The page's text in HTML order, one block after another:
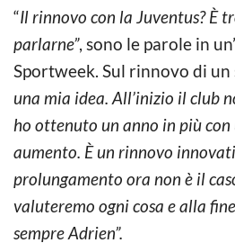
“Il rinnovo con la Juventus? È
parlarne”, sono le parole in
Sportweek. Sul rinnovo di un
una mia idea. All’inizio il club
ho ottenuto un anno in più con
aumento. È un rinnovo
prolungamento ora non è il
valuteremo ogni cosa e alla
sempre Adrien”.